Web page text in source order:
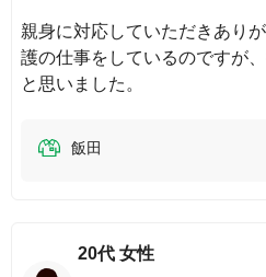
親身に対応していただきあり
護の仕事をしているのですが
と思いました。
飯田
20代 女性